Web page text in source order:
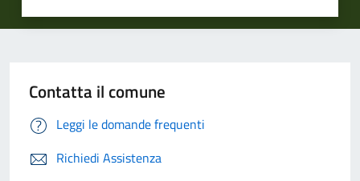
Contatta il comune
Leggi le domande frequenti
Richiedi Assistenza